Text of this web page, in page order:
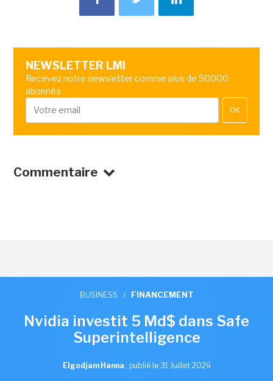
NEWSLETTER LMI
Recevez notre newsletter comme plus de 50000
abonnés
OK
Commentaire
BUSINESS / FINANCEMENT
Nvidia investit 5 Md$ dans Safe
Superintelligence
Elgodjam Hanna , publié le 31 Juillet 2026